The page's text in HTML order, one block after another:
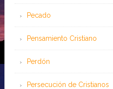
Pecado
Pensamiento Cristiano
Perdón
Persecución de Cristianos